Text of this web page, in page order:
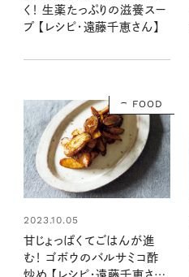
く！ 生薬たっぷりの滋養スー
プ 【レシピ・遠藤千恵さん】
FOOD
2023.10.05
甘じょっぱくてごはんが進
む！ ゴボウのバルサミコ酢
炒め 【レシピ・遠藤千恵さ